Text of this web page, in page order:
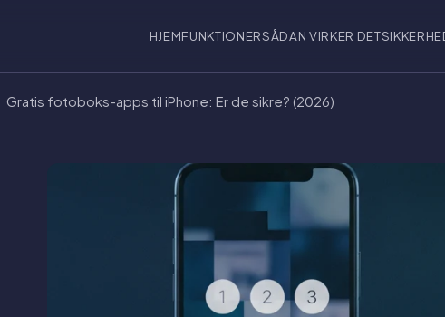
HJEMFUNKTIONERSÅDAN VIRKER DET
Gratis fotoboks-apps til iPhone: Er de sikre? (2026)